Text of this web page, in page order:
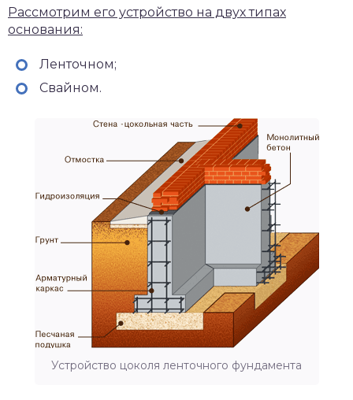
Рассмотрим его устройство на двух типах
основания:
Ленточном;
Свайном.
Устройство цоколя ленточного фундамента